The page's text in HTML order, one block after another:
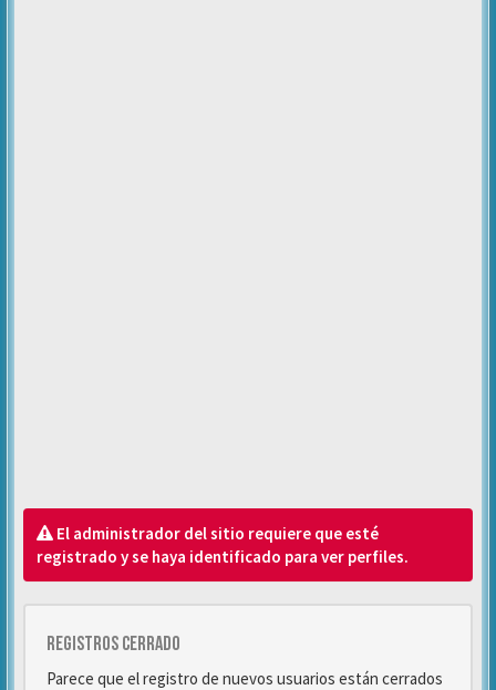
El administrador del sitio requiere que esté
registrado y se haya identificado para ver perfiles.
Registros cerrado
Parece que el registro de nuevos usuarios están cerrados